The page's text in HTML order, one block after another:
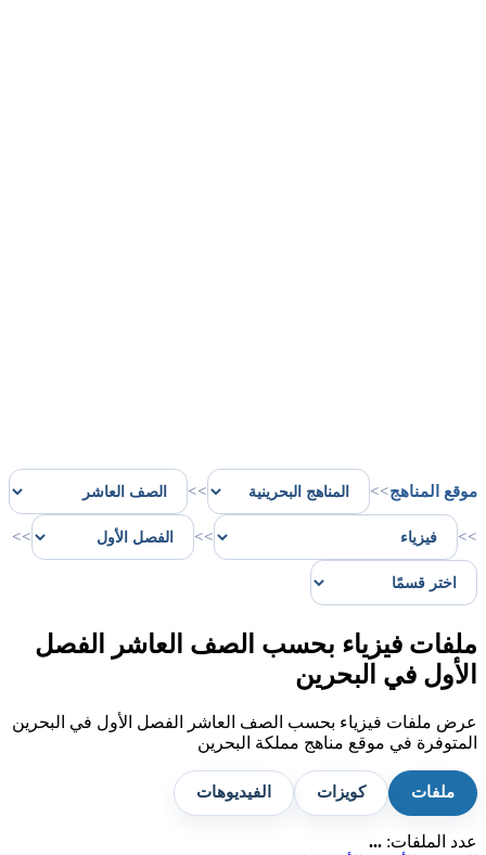
موقع المناهج>>
>>
>>
>>
>>
ملفات فيزياء بحسب الصف العاشر الفصل
الأول في البحرين
عرض ملفات فيزياء بحسب الصف العاشر الفصل الأول في البحرين
المتوفرة في موقع مناهج مملكة البحرين
ملفات كويزات الفيديوهات
عدد الملفات: ...